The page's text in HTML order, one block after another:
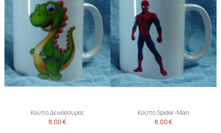
Κούπα Δεινόσαυρος
8,00 €
Κούπα Spider-Man
8,00 €